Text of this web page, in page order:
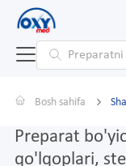
Bosh sahifa
Preparat
qo'lqoplari,